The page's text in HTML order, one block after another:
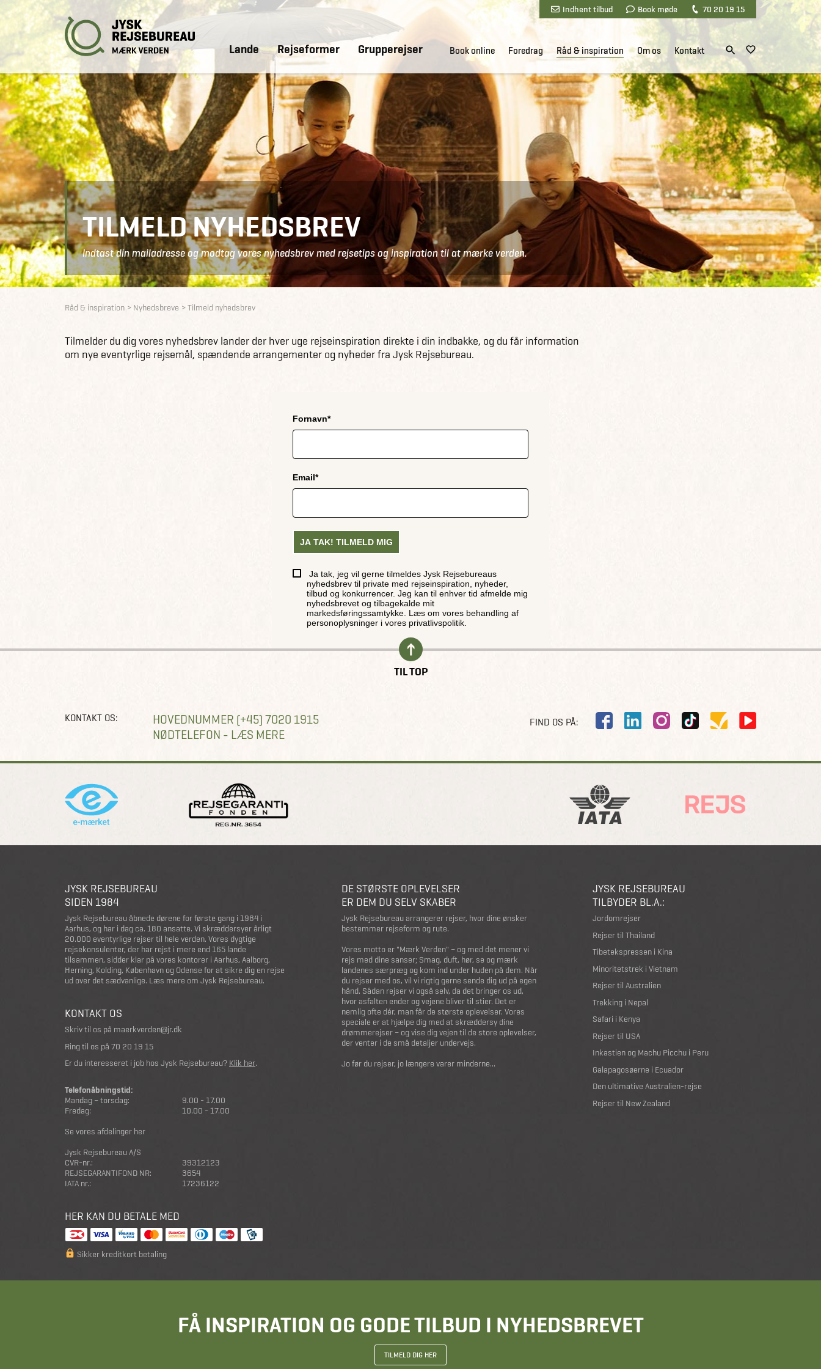
Indhent tilbud Book møde 70 20 19 15
Lande Rejseformer Grupperejser Book online Foredrag Råd & inspiration Om os Kontakt
TILMELD NYHEDSBREV
Indtast din mailadresse og modtag vores nyhedsbrev med rejsetips og inspiration til at mærke verden.
Råd & inspiration Nyhedsbreve Tilmeld nyhedsbrev
Tilmelder du dig vores nyhedsbrev lander der hver uge rejseinspiration direkte i din indbakke, og du får information
om nye eventyrlige rejsemål, spændende arrangementer og nyheder fra Jysk Rejsebureau.
Fornavn*
Email*
JA TAK! TILMELD MIG
Ja tak, jeg vil gerne tilmeldes Jysk Rejsebureaus
nyhedsbrev til private med rejseinspiration, nyheder,
tilbud og konkurrencer. Jeg kan til enhver tid afmelde mig
nyhedsbrevet og tilbagekalde mit
markedsføringssamtykke. Læs om vores behandling af
personoplysninger i vores privatlivspolitik
TIL TOP
KONTAKT OS:
HOVEDNUMMER (+45) 7020 1915
NØDTELEFON - LÆS MERE
FIND OS PÅ:
JYSK REJSEBUREAU
SIDEN 1984
Jysk Rejsebureau åbnede dørene for første gang i 1984 i
Aarhus, og har i dag ca. 180 ansatte. Vi skræddersyer årligt
20.000 eventyrlige rejser til hele verden. Vores dygtige
rejsekonsulenter, der har rejst i mere end 165 lande
tilsammen, sidder klar på vores kontorer i Aarhus, Aalborg,
Herning, Kolding, København og Odense for at sikre dig en rejse
ud over det sædvanlige. Læs mere om Jysk Rejsebureau.
KONTAKT OS
Skriv til os på maerkverden@jr.dk
Ring til os på 70 20 19 15
Er du interesseret i job hos Jysk Rejsebureau? Klik her.
Telefonåbningstid:
Mandag – torsdag:
9.00 - 17.00
Fredag:
10.00 - 17.00
Se vores afdelinger her
Jysk Rejsebureau A/S
CVR-nr.:
39312123
REJSEGARANTIFOND NR:
3654
IATA nr.:
17236122
HER KAN DU BETALE MED
Sikker kreditkort betaling
DE STØRSTE OPLEVELSER
ER DEM DU SELV SKABER
Jysk Rejsebureau arrangerer rejser, hvor dine ønsker
bestemmer rejseform og rute.
Vores motto er "Mærk Verden" – og med det mener vi
rejs med dine sanser; Smag, duft, hør, se og mærk
landenes særpræg og kom ind under huden på dem. Når
du rejser med os, vil vi rigtig gerne sende dig ud på egen
hånd. Sådan rejser vi også selv, da det bringer os ud,
hvor asfalten ender og vejene bliver til stier. Det er
nemlig ofte dér, man får de største oplevelser. Vores
speciale er at hjælpe dig med at skræddersy dine
drømmerejser – og vise dig vejen til de store oplevelser,
der venter i de små detaljer undervejs.
Jo før du rejser, jo længere varer minderne...
JYSK REJSEBUREAU
TILBYDER BL.A.:
Jordomrejser
Rejser til Thailand
Tibetekspressen i Kina
Minoritetstrek i Vietnam
Rejser til Australien
Trekking i Nepal
Safari i Kenya
Rejser til USA
Inkastien og Machu Picchu i Peru
Galapagosøerne i Ecuador
Den ultimative Australien-rejse
Rejser til New Zealand
FÅ INSPIRATION OG GODE TILBUD I NYHEDSBREVET
TILMELD DIG HER